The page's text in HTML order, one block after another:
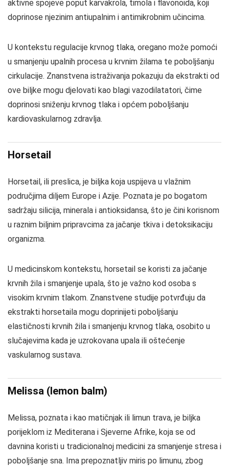
aktivne spojeve poput karvakrola, timola i flavonoida, koji
doprinose njezinim antiupalnim i antimikrobnim učincima.
U kontekstu regulacije krvnog tlaka, oregano može pomoći
u smanjenju upalnih procesa u krvnim žilama te poboljšanju
cirkulacije. Znanstvena istraživanja pokazuju da ekstrakti od
ove biljke mogu djelovati kao blagi vazodilatatori, čime
doprinosi sniženju krvnog tlaka i općem poboljšanju
kardiovaskularnog zdravlja.
Horsetail
Horsetail, ili preslica, je biljka koja uspijeva u vlažnim
područjima diljem Europe i Azije. Poznata je po bogatom
sadržaju silicija, minerala i antioksidansa, što je čini korisnom
u raznim biljnim pripravcima za jačanje tkiva i detoksikaciju
organizma.
U medicinskom kontekstu, horsetail se koristi za jačanje
krvnih žila i smanjenje upala, što je važno kod osoba s
visokim krvnim tlakom. Znanstvene studije potvrđuju da
ekstrakti horsetaila mogu doprinijeti poboljšanju
elastičnosti krvnih žila i smanjenju krvnog tlaka, osobito u
slučajevima kada je uzrokovana upala ili oštećenje
vaskularnog sustava.
Melissa (lemon balm)
Melissa, poznata i kao matičnjak ili limun trava, je biljka
porijeklom iz Mediterana i Sjeverne Afrike, koja se od
davnina koristi u tradicionalnoj medicini za smanjenje stresa i
poboljšanje sna. Ima prepoznatljiv miris po limunu, zbog